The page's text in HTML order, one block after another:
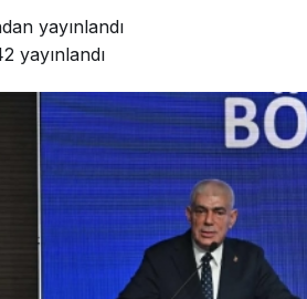
yayınlandı
yayınlandı